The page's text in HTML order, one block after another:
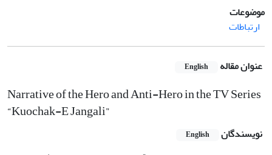
موضوعات
ارتباطات
عنوان مقاله English
Narrative of the Hero and Anti-Hero in the TV Series
“Kuochak-E Jangali”
نویسندگان English